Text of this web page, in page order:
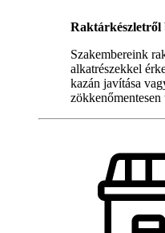
Raktárkészletről
Szakembereink
alkatrészekkel
kazán javítása
zökkenőmentesen